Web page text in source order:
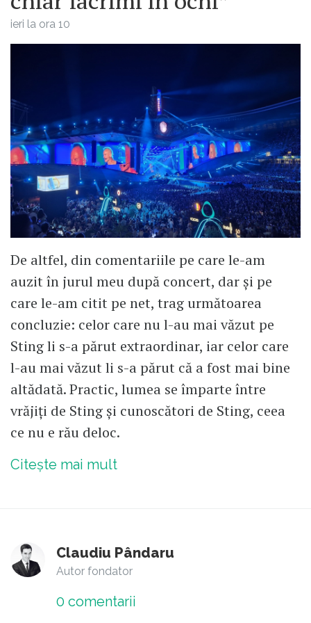
ieri la ora 10
De altfel, din comentariile pe care le-am
auzit în jurul meu după concert, dar și pe
care le-am citit pe net, trag următoarea
concluzie: celor care nu l-au mai văzut pe
Sting li s-a părut extraordinar, iar celor care
l-au mai văzut li s-a părut că a fost mai bine
altădată. Practic, lumea se împarte între
vrăjiți de Sting și cunoscători de Sting, ceea
ce nu e rău deloc.
Citește mai mult
Claudiu Pândaru
Autor fondator
0 comentarii